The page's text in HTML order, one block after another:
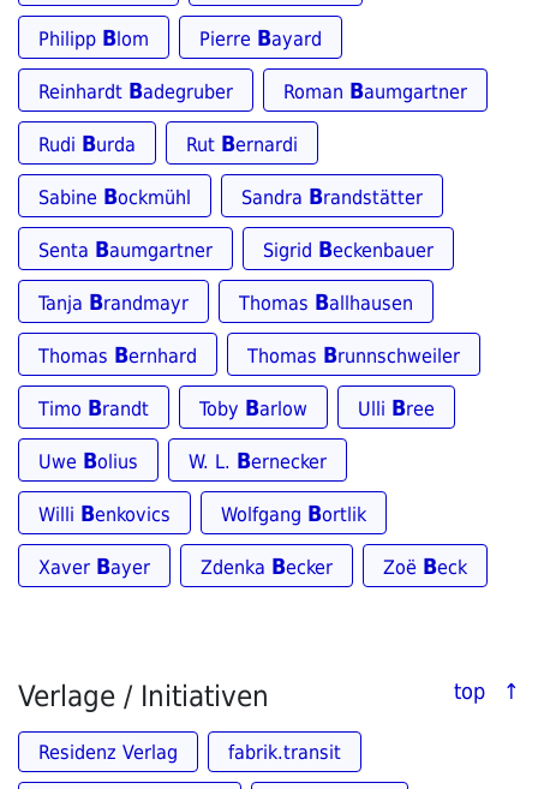
Philipp Blom Pierre Bayard
Reinhardt Badegruber Roman Baumgartner
Rudi Burda Rut Bernardi
Sabine Bockmühl Sandra Brandstätter
Senta Baumgartner Sigrid Beckenbauer
Tanja Brandmayr Thomas Ballhausen
Thomas Bernhard Thomas Brunnschweiler
Timo Brandt Toby Barlow Ulli Bree
Uwe Bolius W. L. Bernecker
Willi Benkovics Wolfgang Bortlik
Xaver Bayer Zdenka Becker Zoë Beck
Verlage / Initiativen top ↑
Residenz Verlag fabrik.transit